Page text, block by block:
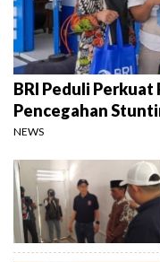
BRI Peduli Perkuat
Pencegahan
NEWS